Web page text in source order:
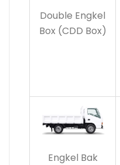
Double Engkel
Box (CDD Box)
Engkel Bak